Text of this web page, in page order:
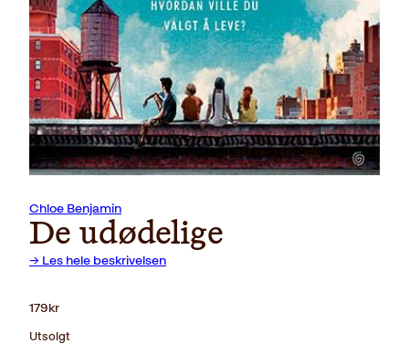
Last ned forside
Chloe Benjamin
De udødelige
→ Les hele beskrivelsen
179kr
Utsolgt